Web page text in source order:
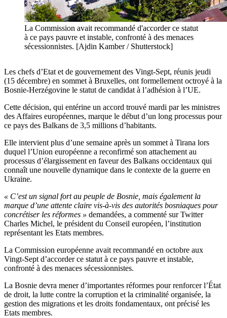
La Commission avait recommandé d'accorder ce statut
à ce pays pauvre et instable, confronté à des menaces
sécessionnistes. [Ajdin Kamber / Shutterstock]
Les chefs d’Etat et de gouvernement des Vingt-Sept, réunis jeudi
(15 décembre) en sommet à Bruxelles, ont formellement octroyé à la
Bosnie-Herzégovine le statut de candidat à l’adhésion à l’UE.
Cette décision, qui entérine un accord trouvé mardi par les ministres
des Affaires européennes, marque le début d’un long processus pour
ce pays des Balkans de 3,5 millions d’habitants.
Elle intervient plus d’une semaine après un sommet à Tirana lors
duquel l’Union européenne a reconfirmé son attachement au
processus d’élargissement en faveur des Balkans occidentaux qui
connaît une nouvelle dynamique dans le contexte de la guerre en
Ukraine.
« C’est un signal fort au peuple de Bosnie, mais également la
marque d’une attente claire vis-à-vis des autorités bosniaques pour
concrétiser les réformes » demandées, a commenté sur Twitter
Charles Michel, le président du Conseil européen, l’institution
représentant les Etats membres.
La Commission européenne avait recommandé en octobre aux
Vingt-Sept d’accorder ce statut à ce pays pauvre et instable,
confronté à des menaces sécessionnistes.
La Bosnie devra mener d’importantes réformes pour renforcer l’État
de droit, la lutte contre la corruption et la criminalité organisée, la
gestion des migrations et les droits fondamentaux, ont précisé les
Etats membres.